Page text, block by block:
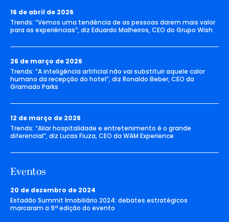
16 de abril de 2026
Trends: “Vemos uma tendência de as pessoas darem mais valor
para as experiências”, diz Eduardo Malheiros, CEO do Grupo Wish
26 de março de 2026
Trends: “A inteligência artificial não vai substituir aquele calor
humano da recepção do hotel”, diz Ronaldo Beber, CEO da
Gramado Parks
12 de março de 2026
Trends: “Aliar hospitalidade e entretenimento é o grande
diferencial”, diz Lucas Fiuza, CEO da WAM Experience
Eventos
20 de dezembro de 2024
Estadão Summit Imobiliário 2024: debates estratégicos
marcaram a 9ª edição do evento